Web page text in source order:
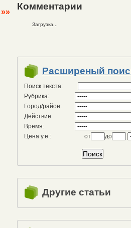
»»
Комментарии
Загрузка...
Расширеный
Поиск текста:
Рубрика:
Город/район:
Действие:
Время:
Цена у.е.:
от до
Другие статьи